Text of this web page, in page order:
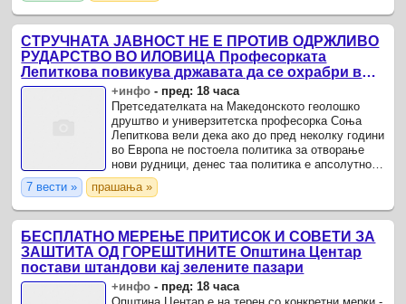
СТРУЧНАТА ЈАВНОСТ НЕ Е ПРОТИВ ОДРЖЛИВО
РУДАРСТВО ВО ИЛОВИЦА Професорката
Лепиткова повикува државата да се охрабри во
отворањето нови рудници
+инфо - пред: 18 часа
Претседателката на Македонското геолошко
друштво и универзитетска професорка Соња
Лепиткова вели дека ако до пред неколку години
во Европа не постоела политика за отворање
нови рудници, денес таа политика е апсолутно
сменета и листата на критични минерали само
се зголемува.
7 вести » прашања »
БЕСПЛАТНО МЕРЕЊЕ ПРИТИСОК И СОВЕТИ ЗА
ЗАШТИТА ОД ГОРЕШТИНИТЕ Општина Центар
постави штандови кај зелените пазари
+инфо - пред: 18 часа